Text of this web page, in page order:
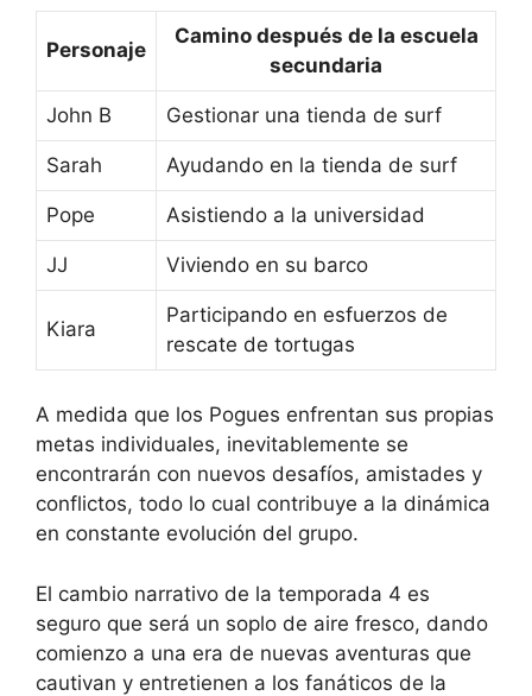
Personaje
Camino después de la escuela
secundaria
John B Gestionar una tienda de surf
Sarah Ayudando en la tienda de surf
Pope Asistiendo a la universidad
JJ Viviendo en su barco
Kiara
Participando en esfuerzos de
rescate de tortugas
A medida que los Pogues enfrentan sus propias
metas individuales, inevitablemente se
encontrarán con nuevos desafíos, amistades y
conflictos, todo lo cual contribuye a la dinámica
en constante evolución del grupo.
El cambio narrativo de la temporada 4 es
seguro que será un soplo de aire fresco, dando
comienzo a una era de nuevas aventuras que
cautivan y entretienen a los fanáticos de la